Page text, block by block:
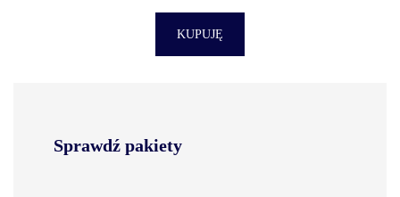
KUPUJĘ
Sprawdź pakiety